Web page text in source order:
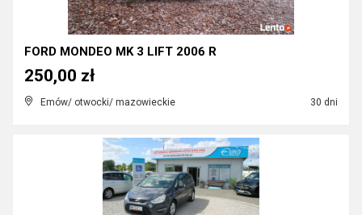
FORD MONDEO MK 3 LIFT 2006 R
Emów/ otwocki/ mazowieckie 30 dni
250,00 zł